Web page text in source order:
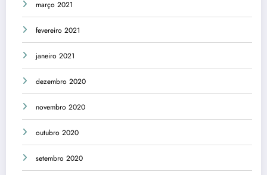
março 2021
fevereiro 2021
janeiro 2021
dezembro 2020
novembro 2020
outubro 2020
setembro 2020